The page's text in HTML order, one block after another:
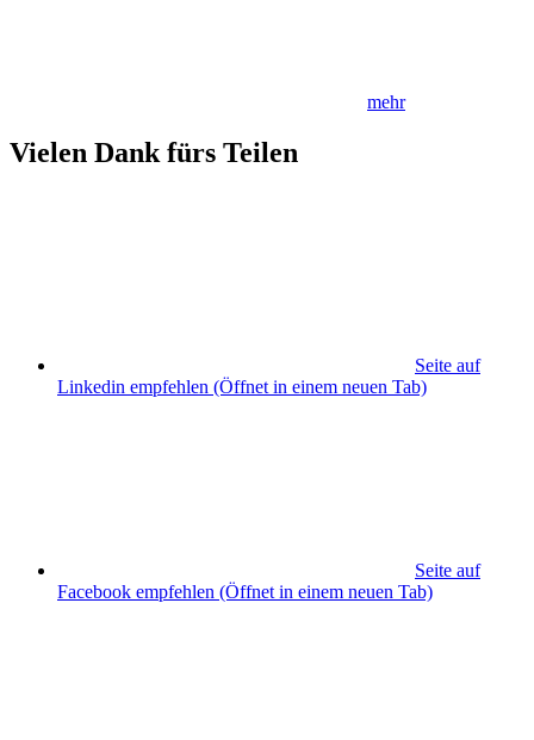
mehr
Vielen Dank fürs Teilen
Seite auf
Linkedin empfehlen (Öffnet in einem neuen Tab)
Seite auf
Facebook empfehlen (Öffnet in einem neuen Tab)